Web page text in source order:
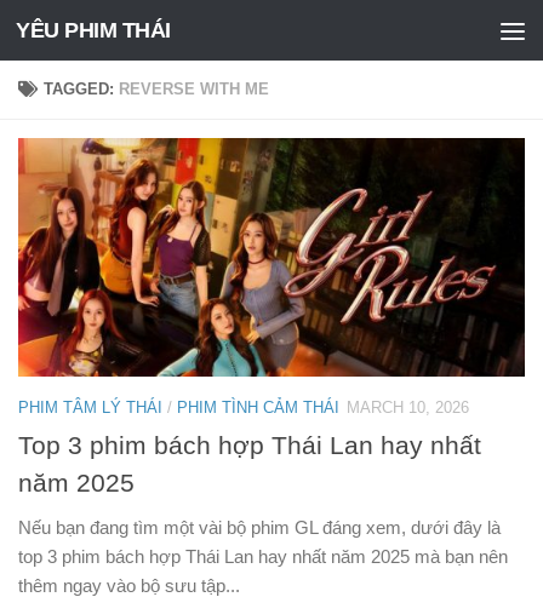
Skip to content
YÊU PHIM THÁI
TAGGED: REVERSE WITH ME
PHIM TÂM LÝ THÁI / PHIM TÌNH CẢM THÁI MARCH 10, 2026
Top 3 phim bách hợp Thái Lan hay nhất
năm 2025
Nếu bạn đang tìm một vài bộ phim GL đáng xem, dưới đây là
top 3 phim bách hợp Thái Lan hay nhất năm 2025 mà bạn nên
thêm ngay vào bộ sưu tập...